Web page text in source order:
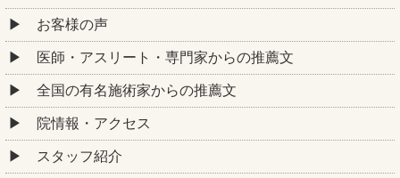
お客様の声
医師・アスリート・専門家からの推薦文
全国の有名施術家からの推薦文
院情報・アクセス
スタッフ紹介